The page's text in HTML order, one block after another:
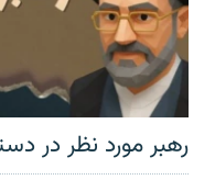
رهبر مورد نظر در